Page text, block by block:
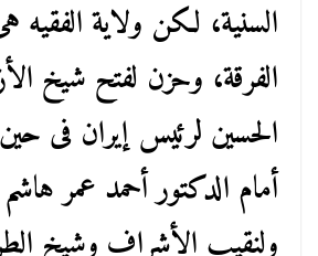
السنية، لكن ولاية
الفرقة، وحزن لفتح شيخ
الحسين لرئيس إيران فى
أمام الدكتور أحمد عمر هاشم